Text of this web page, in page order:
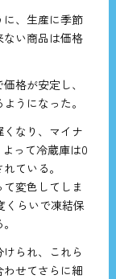
、生産に季節
ない商品は価格
格が安定し、
うになった。
なり、マイナ
って冷蔵庫は0
ている。
変色してしま
くらいで凍結保
られ、これら
せてさらに細